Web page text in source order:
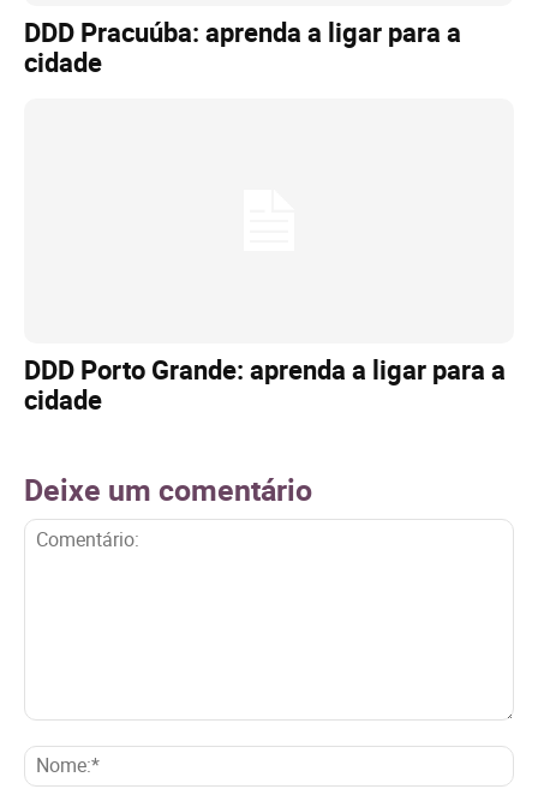
DDD Pracuúba: aprenda a ligar para a
cidade
DDD Porto Grande: aprenda a ligar para a
cidade
Deixe um comentário